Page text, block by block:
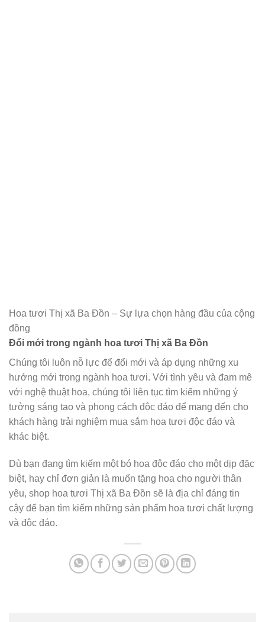
Hoa tươi Thị xã Ba Đồn – Sự lựa chọn hàng đầu của cộng
đồng
Đổi mới trong ngành hoa tươi Thị xã Ba Đồn
Chúng tôi luôn nỗ lực để đổi mới và áp dụng những xu
hướng mới trong ngành hoa tươi. Với tình yêu và đam mê
với nghệ thuật hoa, chúng tôi liên tục tìm kiếm những ý
tưởng sáng tạo và phong cách độc đáo để mang đến cho
khách hàng trải nghiệm mua sắm hoa tươi độc đáo và
khác biệt.
Dù bạn đang tìm kiếm một bó hoa độc đáo cho một dịp đặc
biệt, hay chỉ đơn giản là muốn tặng hoa cho người thân
yêu, shop hoa tươi Thị xã Ba Đồn sẽ là địa chỉ đáng tin
cậy để bạn tìm kiếm những sản phẩm hoa tươi chất lượng
và độc đáo.